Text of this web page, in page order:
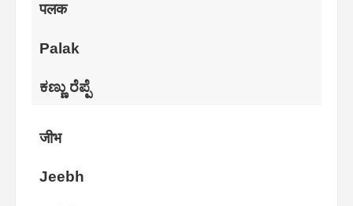
पलक
Palak
ಕಣ್ಣು ರೆಪ್ಪೆ
जीभ
Jeebh